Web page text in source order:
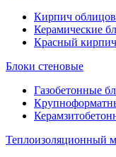
Кирпич
Керамические
Красный кирпич
Блоки стеновые
Газобетонные
Теплоизоляционный